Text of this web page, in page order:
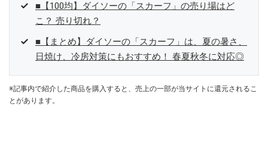
■【100均】ダイソーの「スカーフ」の売り場はど
こ？ 売り切れ？
■【まとめ】ダイソーの「スカーフ」は、夏の暑さ、
日焼け、冷房対策にもおすすめ！ 春夏秋冬に対応◎
※記事内で紹介した商品を購入すると、売上の一部が当サイトに還元されるこ
とがあります。